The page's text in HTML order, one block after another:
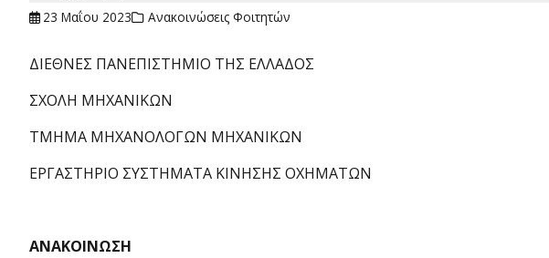
23 Μαΐου 2023 Ανακοινώσεις Φοιτητών
ΔΙΕΘΝΕΣ ΠΑΝΕΠΙΣΤΗΜΙΟ ΤΗΣ ΕΛΛΑΔΟΣ
ΣΧΟΛΗ ΜΗΧΑΝΙΚΩΝ
ΤΜΗΜΑ ΜΗΧΑΝΟΛΟΓΩΝ ΜΗΧΑΝΙΚΩΝ
ΕΡΓΑΣΤΗΡΙΟ ΣΥΣΤΗΜΑΤΑ ΚΙΝΗΣΗΣ ΟΧΗΜΑΤΩΝ
ΑΝΑΚΟΙΝΩΣΗ